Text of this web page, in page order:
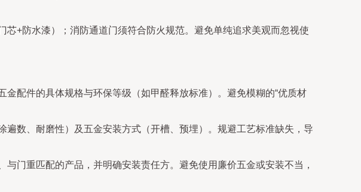
+防水漆）；消防通道门须符合防火规范。避免单纯追求美观而忽视使
配件的具体规格与环保等级（如甲醛释放标准）。避免模糊的“优质材
数、耐磨性）及五金安装方式（开槽、预埋）。规避工艺标准缺失，导
门重匹配的产品，并明确安装责任方。避免使用廉价五金或安装不当，